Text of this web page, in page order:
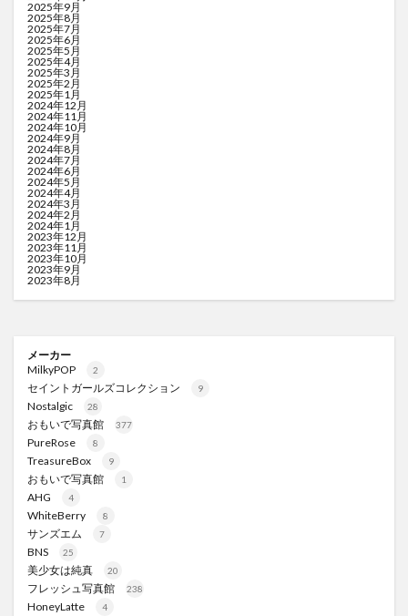
2025年9月
2025年8月
2025年7月
2025年6月
2025年5月
2025年4月
2025年3月
2025年2月
2025年1月
2024年12月
2024年11月
2024年10月
2024年9月
2024年8月
2024年7月
2024年6月
2024年5月
2024年4月
2024年3月
2024年2月
2024年1月
2023年12月
2023年11月
2023年10月
2023年9月
2023年8月
メーカー
MilkyPOP
2
セイントガールズコレクション 9
Nostalgic 28
おもいで写真館 377
PureRose 8
TreasureBox 9
おもいで写真館 1
AHG 4
WhiteBerry 8
サンズエム 7
BNS 25
美少女は純真 20
フレッシュ写真館 238
HoneyLatte 4